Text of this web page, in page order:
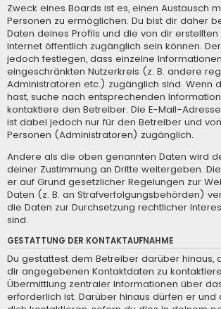
Zweck eines Boards ist es, einen Austausch
Personen zu ermöglichen. Du bist dir daher
Daten deines Profils und die von dir
Internet öffentlich zugänglich sein können.
jedoch festlegen, dass einzelne
eingeschränkten Nutzerkreis (z. B. andere
Administratoren etc.) zugänglich sind. Wenn
hast, suche nach entsprechenden
kontaktiere den Betreiber. Die E-Mail-
ist dabei jedoch nur für den Betreiber und
Personen (Administratoren) zugänglich.
Andere als die oben genannten Daten wird
deiner Zustimmung an Dritte weitergeben.
er auf Grund gesetzlicher Regelungen zur
Daten (z. B. an Strafverfolgungsbehörden)
die Daten zur Durchsetzung rechtlicher
sind.
GESTATTUNG DER KONTAKTAUFNAHME
Du gestattest dem Betreiber darüber hinaus,
dir angegebenen Kontaktdaten zu
Übermittlung zentraler Informationen über
erforderlich ist. Darüber hinaus dürfen er und